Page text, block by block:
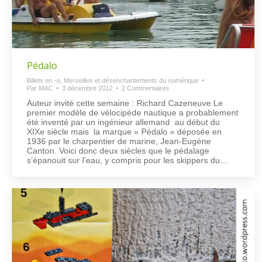
Pédalo
Billets en -o Merveilles et désenchantements du numérique
Par MAC 3 décembre 2012 2 Commentaires
Auteur invité cette semaine : Richard Cazeneuve Le
premier modèle de vélocipède nautique a probablement
été inventé par un ingénieur allemand au début du
XIXe siècle mais la marque « Pédalo » déposée en
1936 par le charpentier de marine, Jean-Eugène
Canton. Voici donc deux siècles que le pédalage
s’épanouit sur l’eau, y compris pour les skippers du…